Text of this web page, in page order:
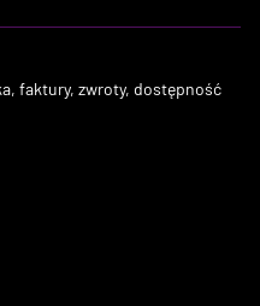
faktury, zwroty, dostępność